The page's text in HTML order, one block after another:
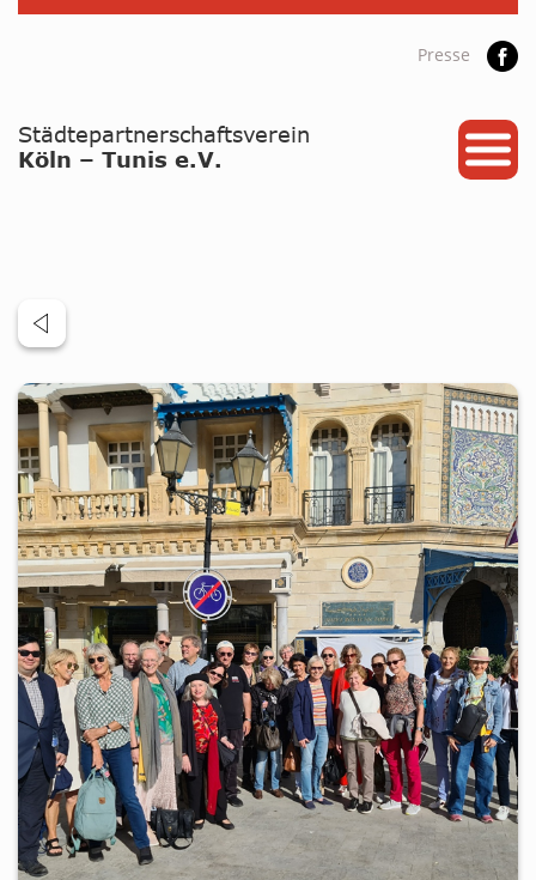
Presse
PARTNERSTADT
KALENDER
PLANUNG 2026
GALERIE
ÜBER UNS
Personen
Mitglied werden
Satzung
Links & Downloads
KONTAKT